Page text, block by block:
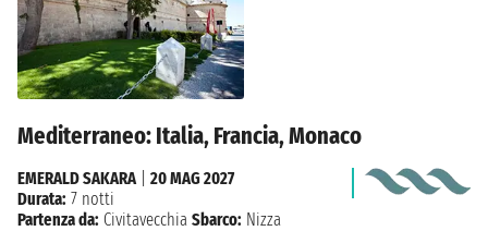
Mediterraneo: Italia, Francia, Monaco
EMERALD SAKARA| 20 MAG 2027
Durata: 7 notti
Partenza da: Civitavecchia Sbarco: Nizza